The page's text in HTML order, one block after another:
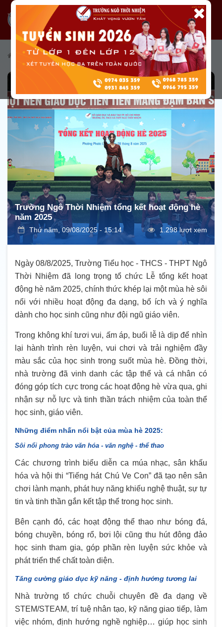
Tin tức /Tin tức từ Nhà trường/ Tin hoạt động phong trào
Trường Ngô Thời Nhiệm tổng kết hoạt động hè
năm 2025
Thứ năm, 09/08/2025 - 15:14 1.298 lượt xem
Ngày 08/8/2025, Trường Tiểu học - THCS - THPT Ngô
Thời Nhiệm đã long trọng tổ chức Lễ tổng kết hoạt
động hè năm 2025, chính thức khép lại một mùa hè sôi
nổi với nhiều hoạt động đa dạng, bổ ích và ý nghĩa
dành cho học sinh cũng như đội ngũ giáo viên.
Trong không khí tươi vui, ấm áp, buổi lễ là dịp để nhìn
lại hành trình rèn luyện, vui chơi và trải nghiệm đầy
màu sắc của học sinh trong suốt mùa hè. Đồng thời,
nhà trường đã vinh danh các tập thể và cá nhân có
đóng góp tích cực trong các hoạt động hè vừa qua, ghi
nhận sự nỗ lực và tinh thần trách nhiệm của toàn thể
học sinh, giáo viên.
Những điểm nhấn nổi bật của mùa hè 2025:
Sôi nổi phong trào văn hóa - văn nghệ - thể thao
Các chương trình biểu diễn ca múa nhạc, sân khấu
hóa và hội thi “Tiếng hát Chú Ve Con” đã tạo nên sân
chơi lành mạnh, phát huy năng khiếu nghệ thuật, sự tự
tin và tinh thần gắn kết tập thể trong học sinh.
Bên cạnh đó, các hoạt động thể thao như bóng đá,
bóng chuyền, bóng rổ, bơi lội cũng thu hút đông đảo
học sinh tham gia, góp phần rèn luyện sức khỏe và
phát triển thể chất toàn diện.
Tăng cường giáo dục kỹ năng - định hướng tương lai
Nhà trường tổ chức chuỗi chuyên đề đa dạng về
STEM/STEAM, trí tuệ nhân tạo, kỹ năng giao tiếp, làm
việc nhóm, định hướng nghề nghiệp… giúp học sinh